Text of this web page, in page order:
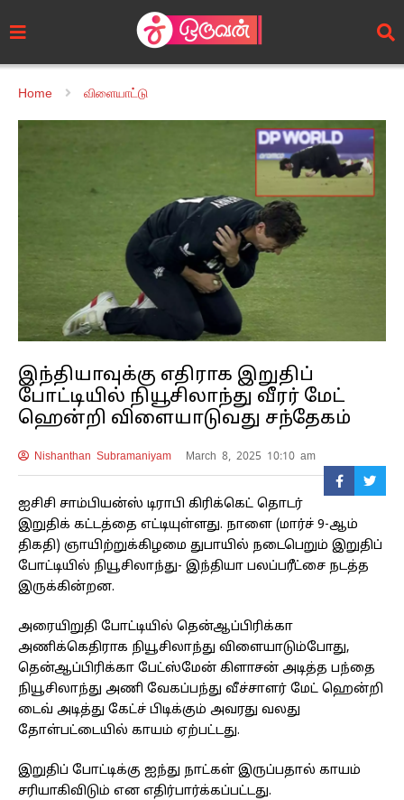
Home விளையாட்டு
இந்தியாவுக்கு எதிராக இறுதிப்
போட்டியில் நியூசிலாந்து வீரர் மேட்
ஹென்றி விளையாடுவது சந்தேகம்
Nishanthan Subramaniyam March 8, 2025 10:10 am
ஐசிசி சாம்பியன்ஸ் டிராபி கிரிக்கெட் தொடர்
இறுதிக் கட்டத்தை எட்டியுள்ளது. நாளை (மார்ச் 9-ஆம்
திகதி) ஞாயிற்றுக்கிழமை துபாயில் நடைபெறும் இறுதிப்
போட்டியில் நியூசிலாந்து- இந்தியா பலப்பரீட்சை நடத்த
இருக்கின்றன.
அரையிறுதி போட்டியில் தென்ஆப்பிரிக்கா
அணிக்கெதிராக நியூசிலாந்து விளையாடும்போது,
தென்ஆப்பிரிக்கா பேட்ஸ்மேன் கிளாசன் அடித்த பந்தை
நியூசிலாந்து அணி வேகப்பந்து வீச்சாளர் மேட் ஹென்றி
டைவ் அடித்து கேட்ச் பிடிக்கும் அவரது வலது
தோள்பட்டையில் காயம் ஏற்பட்டது.
இறுதிப் போட்டிக்கு ஐந்து நாட்கள் இருப்பதால் காயம்
சரியாகிவிடும் என எதிர்பார்க்கப்பட்டது.